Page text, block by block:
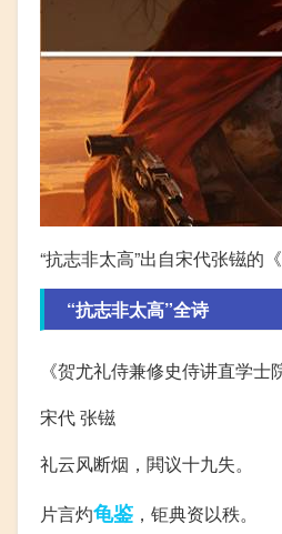
“抗志非太高”出自宋代张镃的
“抗志非太高”全诗
《贺尤礼侍兼修史侍讲直学士
宋代 张镃
礼云风断烟，閧议十九失。
片言灼龟鉴 ，钜典资以秩。